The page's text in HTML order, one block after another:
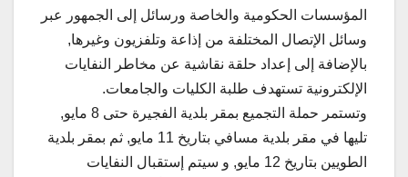
المؤسسات الحكومية والخاصة ورسائل إلى الجمهور عبر
وسائل الإتصال المختلفة من إذاعة وتلفزيون وغيرها,
بالإضافة إلى إعداد حلقة نقاشية عن مخاطر النفايات
الإلكترونية تستهدف طلبة الكليات والجامعات.
وتستمر حملة التجميع بمقر بلدية الفجيرة حتى 8 مايو,
تليها في مقر بلدية مسافي بتاريخ 11 مايو, ثم بمقر بلدية
الطويين بتاريخ 12 مايو, و سيتم إستقبال النفايات